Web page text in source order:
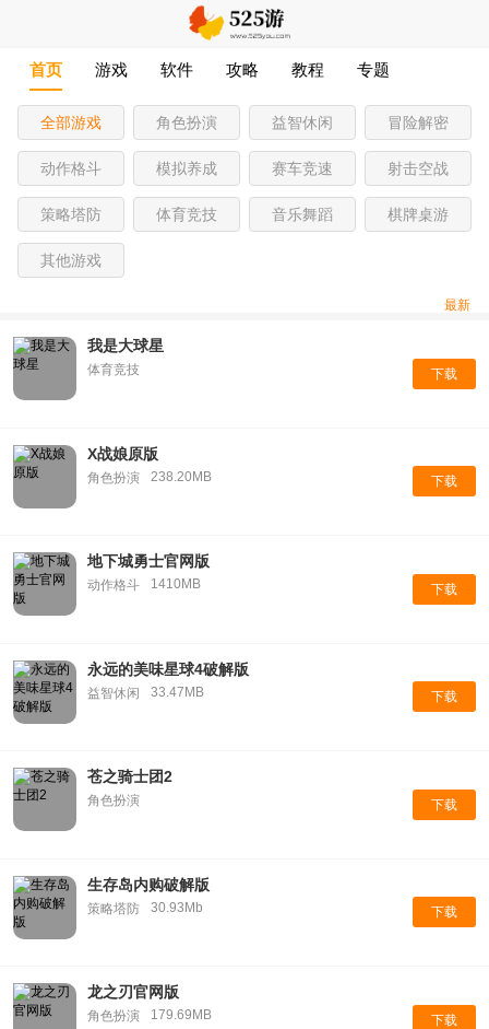
首页 游戏 软件 攻略 教程 专题
全部游戏 角色扮演 益智休闲 冒险解密
动作格斗 模拟养成 赛车竞速 射击空战
策略塔防 体育竞技 音乐舞蹈 棋牌桌游
其他游戏
最新
我是大球星
体育竞技 下载
X战娘原版
角色扮演 238.20MB 下载
地下城勇士官网版
动作格斗 1410MB 下载
永远的美味星球4破解版
益智休闲 33.47MB 下载
苍之骑士团2
角色扮演 下载
生存岛内购破解版
策略塔防 30.93Mb 下载
龙之刃官网版
角色扮演 179.69MB 下载